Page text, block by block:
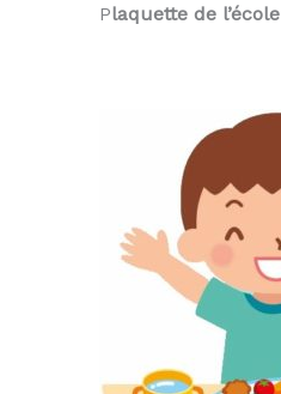
Plaquette de l’école